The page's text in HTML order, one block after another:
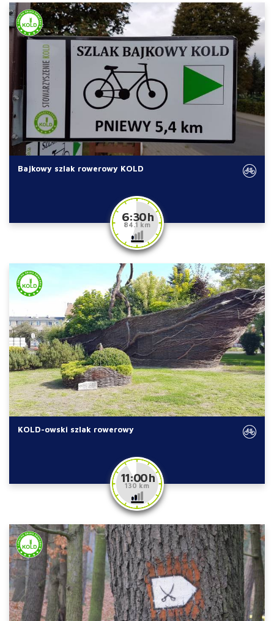
Bajkowy szlak rowerowy KOLD
6:30 h
84.1 km
KOLD-owski szlak rowerowy
11:00 h
130 km